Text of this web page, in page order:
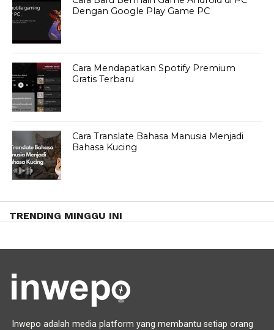
Dengan Google Play Game PC
Cara Mendapatkan Spotify Premium
Gratis Terbaru
Cara Translate Bahasa Manusia Menjadi
Bahasa Kucing
TRENDING MINGGU INI
Inwepo adalah media platform yang membantu setiap orang